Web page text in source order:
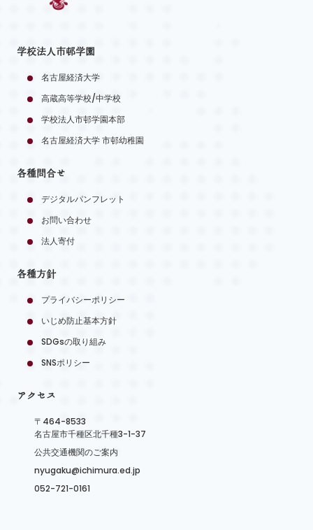
学校法人市邨学園
名古屋経済大学
高蔵高等学校/中学校
学校法人市邨学園本部
名古屋経済大学 市邨幼稚園
各種問合せ
デジタルパンフレット
お問い合わせ
法人寄付
各種方針
プライバシーポリシー
いじめ防止基本方針
SDGsの取り組み
SNSポリシー
アクセス
〒464-8533
名古屋市千種区北千種3-1-37
公共交通機関のご案内
nyugaku@ichimura.ed.jp
052-721-0161